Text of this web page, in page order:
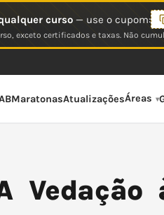
curso— use o cupom:
exceto certificados e taxas. Não
MaratonasAtualizaçõesÁreas
Vedação